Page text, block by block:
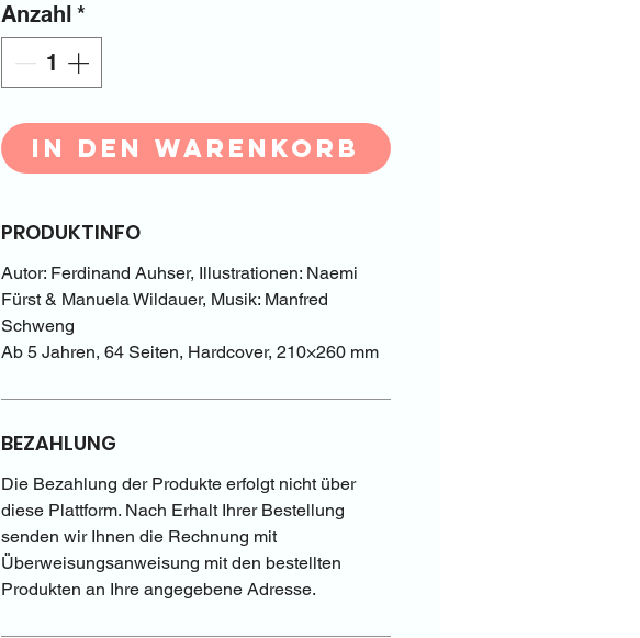
Anzahl *
In den Warenkorb
PRODUKTINFO
Autor: Ferdinand Auhser, Illustrationen: Naemi
Fürst & Manuela Wildauer, Musik: Manfred
Schweng
Ab 5 Jahren, 64 Seiten, Hardcover, 210×260 mm
BEZAHLUNG
Die Bezahlung der Produkte erfolgt nicht über
diese Plattform. Nach Erhalt Ihrer Bestellung
senden wir Ihnen die Rechnung mit
Überweisungsanweisung mit den bestellten
Produkten an Ihre angegebene Adresse.